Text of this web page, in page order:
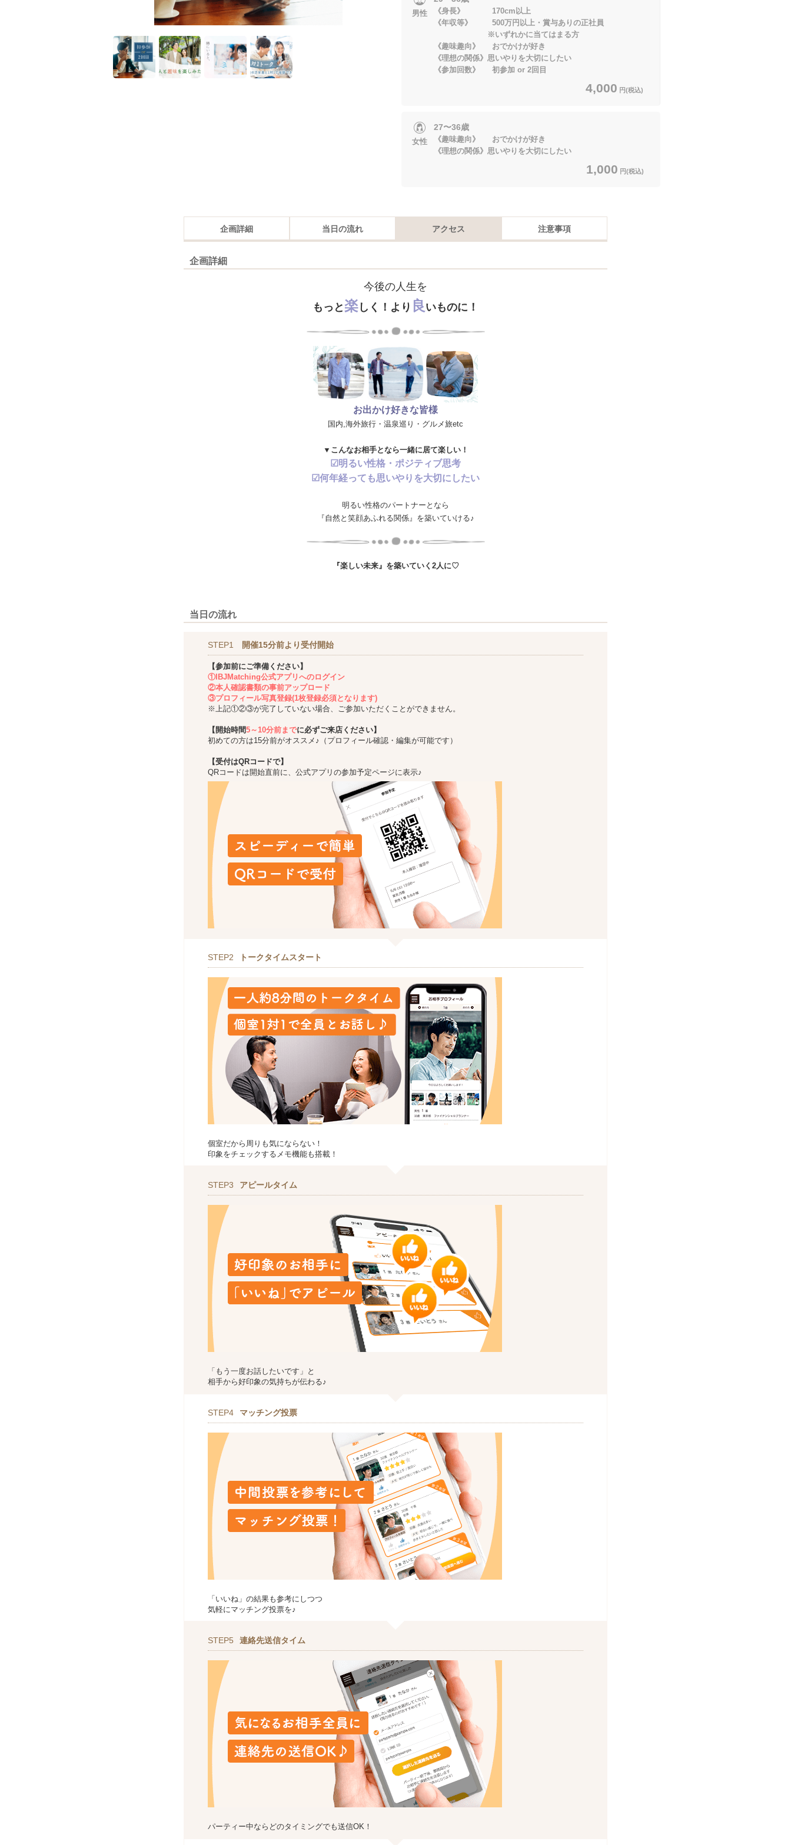
男性
《身長》 170cm以上
《年収等》 500万円以上・賞与ありの正社員
※いずれかに当てはまる方
《趣味趣向》 おでかけが好き
《理想の関係》思いやりを大切にしたい
《参加回数》 初参加 or 2回目
4,000 円(税込)
女性
27〜36歳
《趣味趣向》 おでかけが好き
《理想の関係》思いやりを大切にしたい
1,000 円(税込)
企画詳細 当日の流れ アクセス 注意事項
企画詳細
今後の人生を
もっと楽 しく！より 良 いものに！
お出かけ好きな皆様
国内,海外旅行・温泉巡り・グルメ旅etc
▼こんなお相手となら一緒に居て楽しい！
☑明るい性格・ポジティブ思考
☑何年経っても思いやりを大切にしたい
明るい性格のパートナーとなら
『自然と笑顔あふれる関係』を築いていける♪
『楽しい未来』を築いていく2人に♡
当日の流れ
STEP1 開催15分前より受付開始
【参加前にご準備ください】
①IBJMatching公式アプリへのログイン
②本人確認書類の事前アップロード
③プロフィール写真登録(1枚登録必須となります)
※上記①②③が完了していない場合、ご参加いただくことができません。
【開始時間5～10分前までに必ずご来店ください】
初めての方は15分前がオススメ♪（プロフィール確認・編集が可能です）
【受付はQRコードで】
QRコードは開始直前に、公式アプリの参加予定ページに表示♪
STEP2 トークタイムスタート
個室だから周りも気にならない！
印象をチェックするメモ機能も搭載！
STEP3 アピールタイム
「もう一度お話したいです」と
相手から好印象の気持ちが伝わる♪
STEP4 マッチング投票
「いいね」の結果も参考にしつつ
気軽にマッチング投票を♪
STEP5 連絡先送信タイム
パーティー中ならどのタイミングでも送信OK！